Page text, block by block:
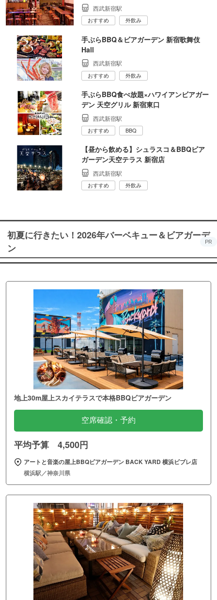
西武新宿駅
おすすめ 外飲み
手ぶらBBQ＆ビアガーデン 新宿歌舞伎
Hall
西武新宿駅
おすすめ 外飲み
手ぶらBBQ食べ放題×ハワイアンビアガー
デン 天空グリル 新宿東口
西武新宿駅
おすすめ BBQ
【昼から飲める】シュラスコ＆BBQビア
ガーデン天空テラス 新宿店
西武新宿駅
おすすめ 外飲み
初夏に行きたい！2026年バーベキュー＆ビアガーデ
ン
PR
地上30m屋上スカイテラスで本格BBQビアガーデン
空席確認・予約
平均予算 4,500円
アートと音楽の屋上BBQビアガーデン BACK YARD 横浜ビブレ店
横浜駅／神奈川県